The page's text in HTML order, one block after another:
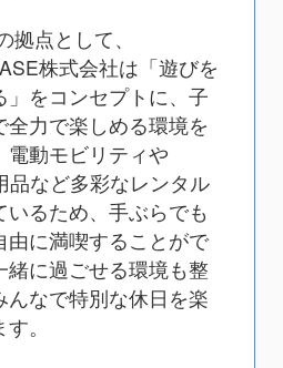
点として、
株式会社は「遊びを
」をコンセプトに、子
全力で楽しめる環境を
電動モビリティや
品など多彩なレンタル
るため、手ぶらでも
由に満喫することがで
緒に過ごせる環境も整
んなで特別な休日を楽
。